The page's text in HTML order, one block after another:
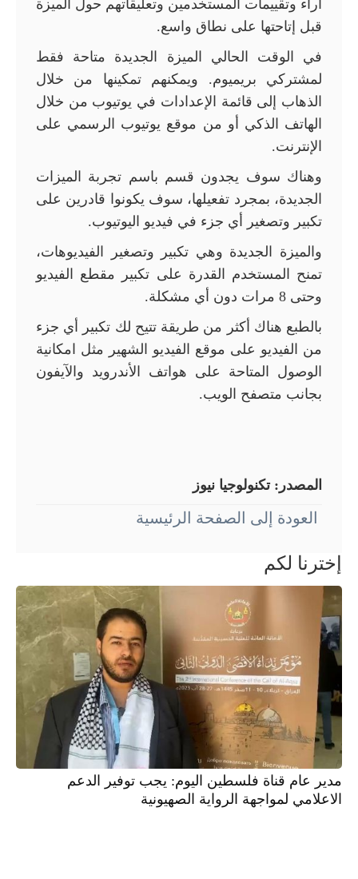
آراء وتقييمات المستخدمين وتعليقاتهم حول الميزة
قبل إتاحتها على نطاق واسع.
في الوقت الحالي الميزة الجديدة متاحة فقط
لمشتركي بريميوم. ويمكنهم تمكينها من خلال
الذهاب إلى قائمة الإعدادات في يوتيوب من خلال
الهاتف الذكي أو من موقع يوتيوب الرسمي على
الإنترنت.
وهناك سوف يجدون قسم باسم تجربة الميزات
الجديدة، بمجرد تفعيلها، سوف يكونوا قادرين على
تكبير وتصغير أي جزء في فيديو اليوتيوب.
والميزة الجديدة وهي تكبير وتصغير الفيديوهات،
تمنح المستخدم القدرة على تكبير مقطع الفيديو
وحتى 8 مرات دون أي مشكلة
.
بالطبع هناك أكثر من طريقة تتيح لك تكبير أي جزء
من الفيديو على موقع الفيديو الشهير مثل امكانية
الوصول المتاحة على هواتف الأندرويد والآيفون
بجانب متصفح الويب.
المصدر:تكنولوجيا نيوز
العودة إلى الصفحة الرئيسية
إخترنا لكم
مدير عام قناة فلسطين اليوم: يجب توفير الدعم
الاعلامي لمواجهة الرواية الصهيونية